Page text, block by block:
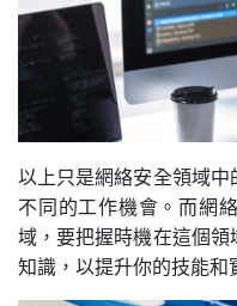
以上只是網絡安全領域
不同的工作機會。而網
域，要把握時機在這個
知識，以提升你的技能和